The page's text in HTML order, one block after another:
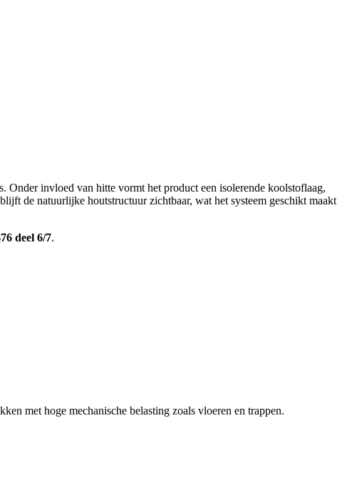
Onder invloed van hitte vormt het product een isolerende koolstoflaag,
blijft de natuurlijke houtstructuur zichtbaar, wat het systeem geschikt maakt
deel 6/7.
met hoge mechanische belasting zoals vloeren en trappen.